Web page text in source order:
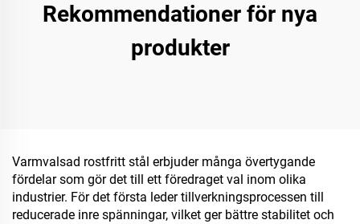
Rekommendationer för nya
produkter
Varmvalsad rostfritt stål erbjuder många övertygande
fördelar som gör det till ett föredraget val inom olika
industrier. För det första leder tillverkningsprocessen till
reducerade inre spänningar, vilket ger bättre stabilitet och